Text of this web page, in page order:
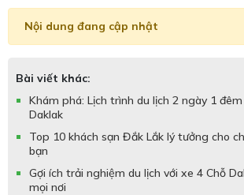
Nội dung đang cập nhật
Bài viết khác:
Khám phá: Lịch trình du lịch 2 ngày 1
Daklak
Top 10 khách sạn Đắk Lắk lý tưởng cho
bạn
Gợi ích trải nghiệm du lịch với xe 4 Chỗ
mọi nơi